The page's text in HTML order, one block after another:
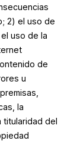
2) el uso de
uso de la
de
u
la
titularidad del